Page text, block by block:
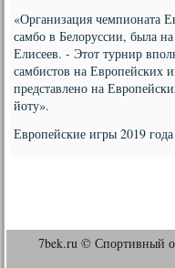
«Организация чемпионата
самбо в Белоруссии, была
Елисеев. - Этот турнир
самбистов на Европейских
представлено на
йоту».
Европейские игры 2019
7bek.ru © Спортивный